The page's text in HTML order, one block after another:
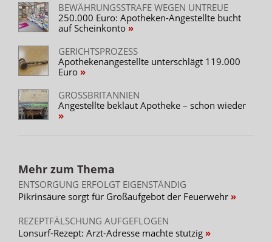
BEWÄHRUNGSSTRAFE WEGEN UNTREUE
250.000 Euro: Apotheken-Angestellte bucht
auf Scheinkonto
GERICHTSPROZESS
Apothekenangestellte unterschlägt 119.000
Euro
GROSSBRITANNIEN
Angestellte beklaut Apotheke – schon wieder
Mehr zum Thema
ENTSORGUNG ERFOLGT EIGENSTÄNDIG
Pikrinsäure sorgt für Großaufgebot der Feuerwehr
REZEPTFÄLSCHUNG AUFGEFLOGEN
Lonsurf-Rezept: Arzt-Adresse machte stutzig